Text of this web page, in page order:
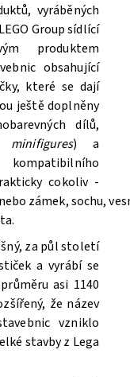
údajů.
vyráběných
Group sídlící
produktem
obsahující
které se dají
ještě doplněny
dílů,
minifigures) a
cokoliv -
zámek, sochu,
za půl století
a vyrábí se
asi 1140
že název
vzniklo
stavby z Lega